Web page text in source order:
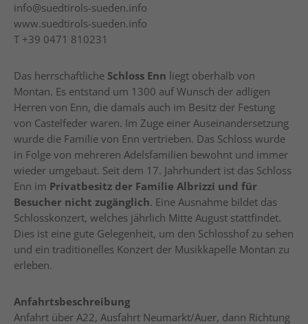
info@suedtirols-sueden.info
www.suedtirols-sueden.info
T +39 0471 810231
Das herrschaftliche Schloss Enn liegt oberhalb von
Montan. Es entstand um 1300 auf Wunsch der adligen
Herren von Enn, die damals auch im Besitz der Festung
von Castelfeder waren. Im Zuge einer Auseinandersetzung
wurde die Familie von Enn vertrieben. Das Schloss wurde
in Folge von mehreren Adelsfamilien bewohnt und immer
wieder umgebaut. Seit dem 17. Jahrhundert ist das Schloss
Enn im Privatbesitz der Familie Albrizzi und für
Besucher nicht zugänglich. Eine Ausnahme bildet das
Schlosskonzert, welches jährlich Mitte August stattfindet.
Dies ist eine gute Gelegenheit, um den Schlosshof zu sehen
und ein traditionelles Konzert der Musikkapelle Montan zu
erleben.
Anfahrtsbeschreibung
Anfahrt über A22, Ausfahrt Neumarkt/Auer, dann Richtung